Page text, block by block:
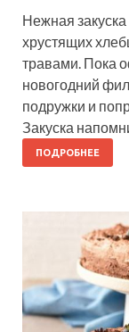
Нежная
хрустящих
травами. Пока
новогодний
подружки и
Закуска
ПОДРОБНЕЕ